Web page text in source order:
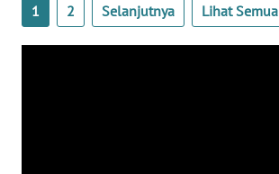
1 2 Selanjutnya Lihat Semua
WN
BENGKULU